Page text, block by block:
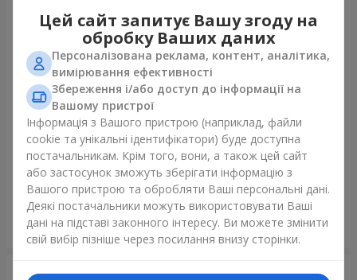
Квіти в коробці "Щастя не
оминеш"
1 599 грн
Замовити
Букет з 11 червоних троянд
1 293 грн
Замовити
Цей сайт запитує Вашу згоду на
обробку Ваших даних
Персоналізована реклама, контент, аналітика,
вимірювання ефективності
Збереження і/або доступ до інформації на
Вашому пристрої
Інформація з Вашого пристрою (наприклад, файли
cookie та унікальні ідентифікатори) буде доступна
постачальникам. Крім того, вони, а також цей сайт
або застосунок зможуть зберігати інформацію з
Вашого пристрою та обробляти Ваші персональні дані.
Деякі постачальники можуть використовувати Ваші
дані на підставі законного інтересу. Ви можете змінити
свій вибір пізніше через посилання внизу сторінки.